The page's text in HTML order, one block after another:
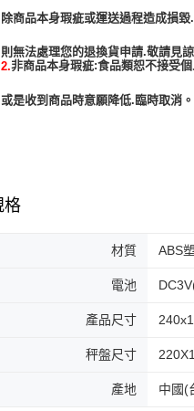
除商品本身瑕疵或運送過程造成損
2.非商品本身瑕疵:食品類恕不接受
或是收到商品時意願降低.臨時取消
格
材質 ABS
電池
產品尺寸
秤盤尺寸
產地 中國(